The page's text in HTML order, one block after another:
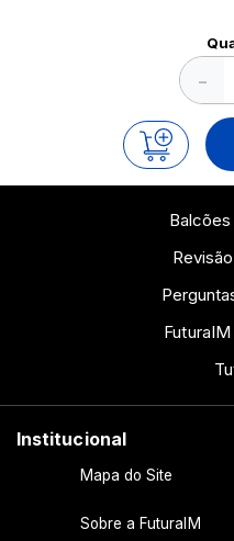
−
Institucional
Mapa do Site
Sobre a FuturaIM